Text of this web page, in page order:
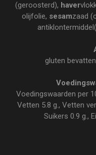
(geroosterd), haver
olijfolie, sesamzaad
gluten
Voedingswaarden per
Vetten 5.8 g., Vetten
Suikers 0.9 g.,